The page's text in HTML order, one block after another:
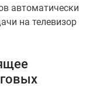
автоматически
на телевизор